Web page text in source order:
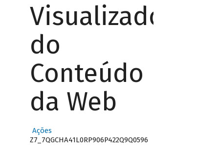
Visualizador
do
Conteúdo
da Web
Ações
Z7_7QGCHA41L0RP906P422Q9Q0596